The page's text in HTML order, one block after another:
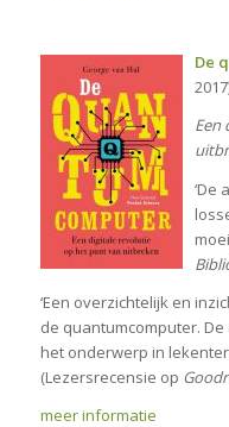
De
Een
‘De
‘Een overzichtelijk en
de quantumcomputer.
het onderwerp in
(Lezersrecensie op
meer informatie